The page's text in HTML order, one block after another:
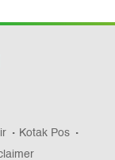
Kotak Pos